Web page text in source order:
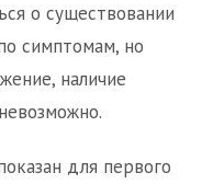
о существовании
симптомам, но
наличие
для первого